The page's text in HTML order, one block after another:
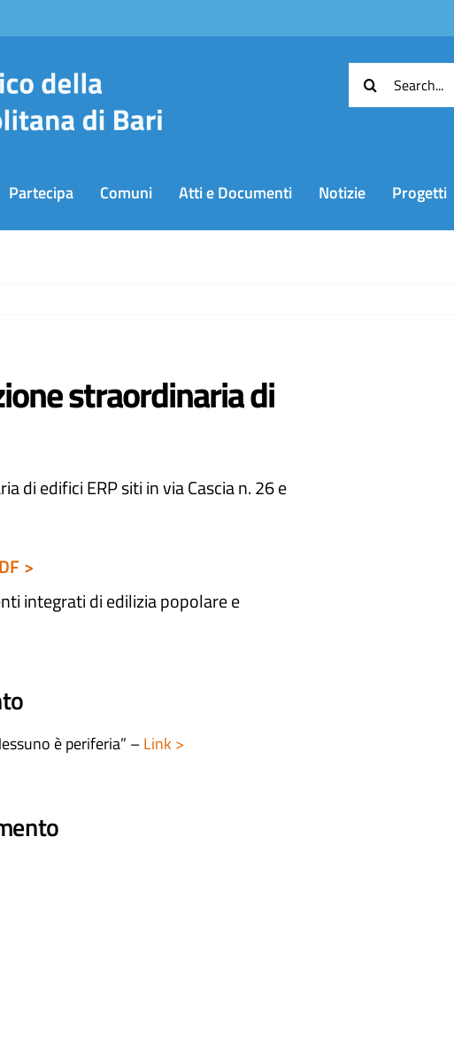
Cerca
per:
Partecipa Comuni Atti e Documenti Notizie Progetti
straordinaria di
di edifici ERP siti in via Cascia n. 26 e
>
integrati di edilizia popolare e
è periferia” –Link >